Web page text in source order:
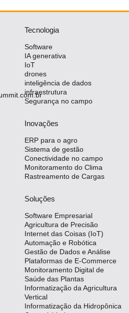
Tecnologia
Software
IA generativa
IoT
drones
inteligência de dados
infraestrutura
Segurança no campo
Inovações
ERP para o agro
Sistema de gestão
Conectividade no campo
Monitoramento do Clima
Rastreamento de Cargas
Soluções
Software Empresarial
Agricultura de Precisão
Internet das Coisas (IoT)
Automação e Robótica
Gestão de Dados e Análise
Plataformas de E-Commerce
Monitoramento Digital de
Saúde das Plantas
Informatização da Agricultura
Vertical
Informatização da Hidropônica